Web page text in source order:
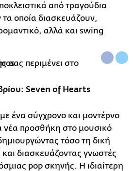
από τραγούδια
οποία διασκευάζουν,
αλλά και swing
Seven of Hearts
ένα σύγχρονο και μοντέρνο
νέα προσθήκη στο μουσικό
τόσο τη δική
διασκευάζοντας γνωστές
pop σκηνής. Η ιδιαίτερη